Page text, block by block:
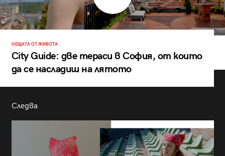
НЕЩАТА ОТ ЖИВОТА
City Guide: две тераси в София, от които
да се насладиш на лятото
Следва